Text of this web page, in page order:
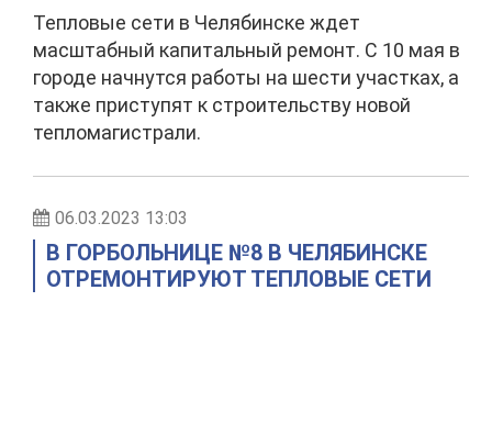
Тепловые сети в Челябинске ждет
масштабный капитальный ремонт. С 10 мая в
городе начнутся работы на шести участках, а
также приступят к строительству новой
тепломагистрали.
06.03.2023 13:03
В ГОРБОЛЬНИЦЕ №8 В ЧЕЛЯБИНСКЕ
ОТРЕМОНТИРУЮТ ТЕПЛОВЫЕ СЕТИ